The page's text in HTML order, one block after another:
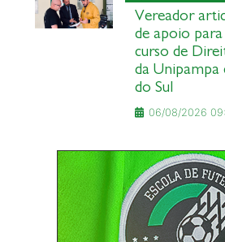
Vereador
de apoio
curso de
da Unipampa
do Sul
06/08/2026